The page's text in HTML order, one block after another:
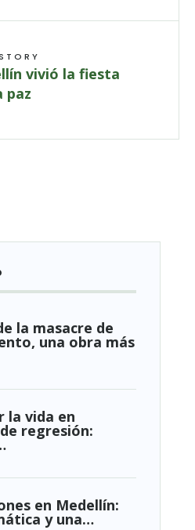
vivió la fiesta
paz
la masacre de
una obra más
la vida en
regresión:
en Medellín:
y una…